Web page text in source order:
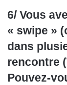
6/ Vous
« swipe »
dans
rencontre
Pouvez-